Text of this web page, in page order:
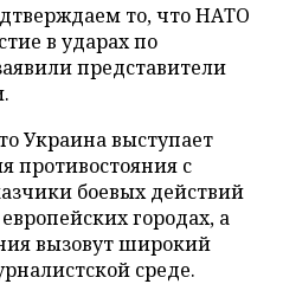
то, что НАТО
в ударах по
представители
Украина выступает
противостояния с
боевых действий
городах, а
вызовут широкий
среде.